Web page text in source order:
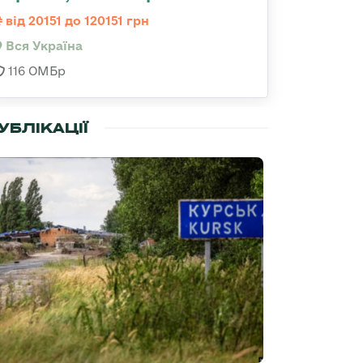
від 20151 до 120151 грн
Вся Україна
116 ОМБр